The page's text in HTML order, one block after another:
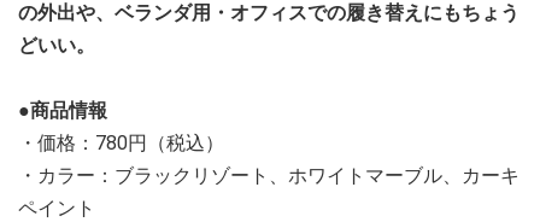
の外出や、ベランダ用・オフィスでの履き替えにもちょう
どいい。
●商品情報
・価格：780円（税込）
・カラー：ブラックリゾート、ホワイトマーブル、カーキ
ペイント